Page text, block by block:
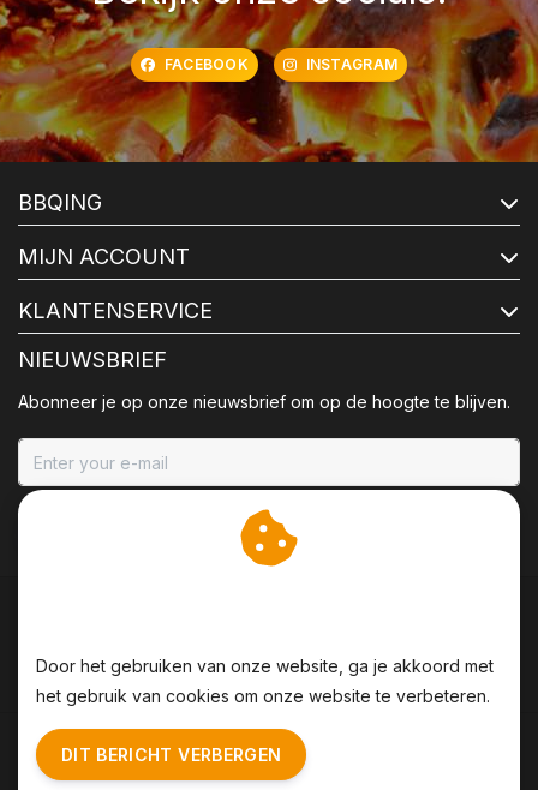
FACEBOOK INSTAGRAM
BBQING
MIJN ACCOUNT
KLANTENSERVICE
NIEUWSBRIEF
Abonneer je op onze nieuwsbrief om op de hoogte te blijven.
Algemene voorwaarden | Disclaimer
Sitemap
| RSS Feed
Door het gebruiken van onze website, ga je akkoord met
het gebruik van cookies om onze website te verbeteren.
DIT BERICHT VERBERGEN